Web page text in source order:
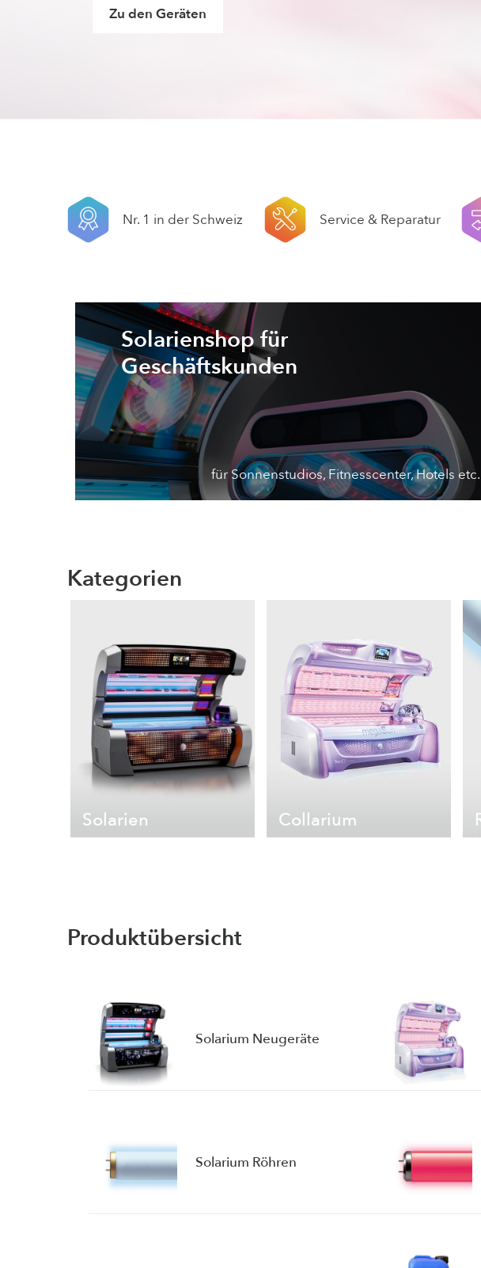
Zu den Geräten
Nr. 1 in der Schweiz Service & Reparatur
Solarienshop für
Geschäftskunden
für Sonnenstudios, Fitnesscenter, Hotels etc.
Kategorien
Solarien Collarium
Produktübersicht
Solarium Neugeräte
Solarium Röhren